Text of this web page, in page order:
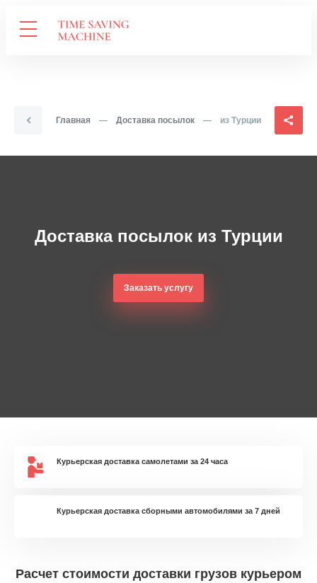
Главная — Доставка посылок — из Турции
Доставка посылок из Турции
Заказать услугу
Курьерская доставка самолетами за 24 часа
Курьерская доставка сборными автомобилями за 7 дней
Расчет стоимости доставки грузов курьером